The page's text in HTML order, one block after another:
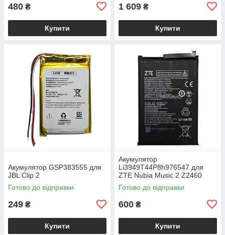
480 ₴
Купити
1 609 ₴
Купити
Акумулятор GSP383555 для
JBL Clip 2
Готово до відправки
249 ₴
Купити
Акумулятор
Li3949T44P8h976547 для
ZTE Nubia Music 2 Z2460
Готово до відправки
600 ₴
Купити